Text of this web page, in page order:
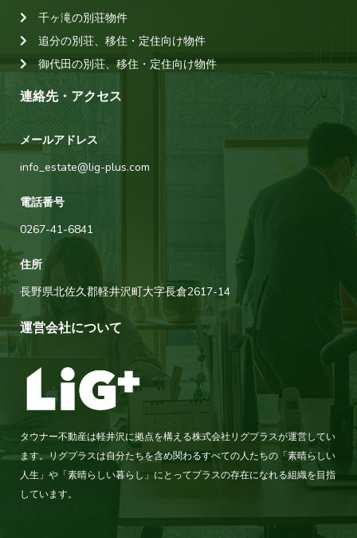
千ヶ滝の別荘物件
追分の別荘、移住・定住向け物件
御代田の別荘、移住・定住向け物件
連絡先・アクセス
メールアドレス
info_estate@lig-plus.com
電話番号
0267-41-6841
住所
長野県北佐久郡軽井沢町大字長倉2617-14
運営会社について
タウナー不動産は軽井沢に拠点を構える株式会社リグプラスが運営してい
ます。リグプラスは自分たちを含め関わるすべての人たちの「素晴らしい
人生」や「素晴らしい暮らし」にとってプラスの存在になれる組織を目指
しています。